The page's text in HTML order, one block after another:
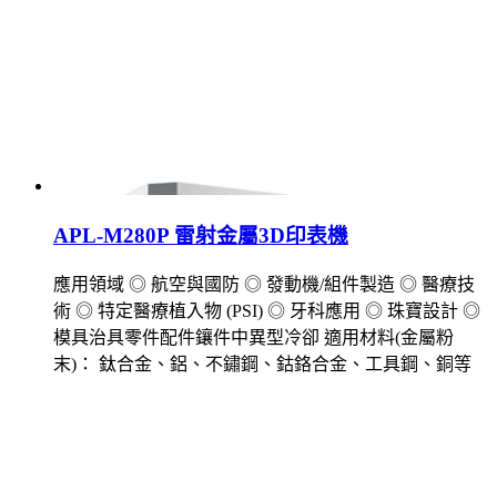
APL-M280P 雷射金屬3D印表機
應用領域 ◎ 航空與國防 ◎ 發動機/組件製造 ◎ 醫療技
術 ◎ 特定醫療植入物 (PSI) ◎ 牙科應用 ◎ 珠寶設計 ◎
模具治具零件配件鑲件中異型冷卻 適用材料(金屬粉
末)： 鈦合金、鋁、不鏽鋼、鈷鉻合金、工具鋼、銅等